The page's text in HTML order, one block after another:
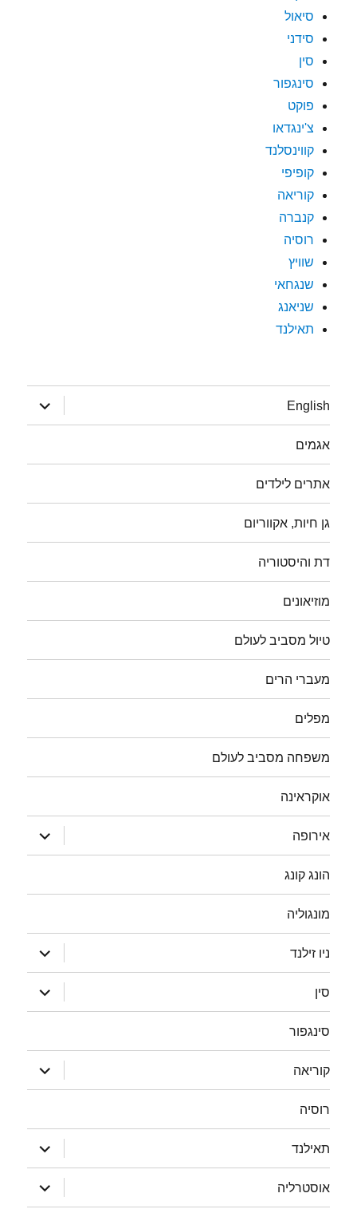
סיאול
סידני
סין
סינגפור
פוקט
צ'ינגדאו
קווינסלנד
קופיפי
קוריאה
קנברה
רוסיה
שוויץ
שנגחאי
שניאנג
תאילנד
English
הצג
תפריט
אגמים
אתרים לילדים
גן חיות, אקווריום
דת והיסטוריה
מוזיאונים
טיול מסביב לעולם
מעברי הרים
מפלים
משפחה מסביב לעולם
אוקראינה
אירופה
הצג
תפריט
הונג קונג
מונגוליה
ניו זילנד
הצג
תפריט
סין
הצג
תפריט
סינגפור
קוריאה
הצג
תפריט
רוסיה
תאילנד
הצג
תפריט
אוסטרליה
הצג
תפריט